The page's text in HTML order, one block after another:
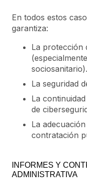
En todos estos
garantiza:
La protección
sociosanitario).
La seguridad
La
de
La
contratación
INFORMES Y
ADMINISTRATIVA